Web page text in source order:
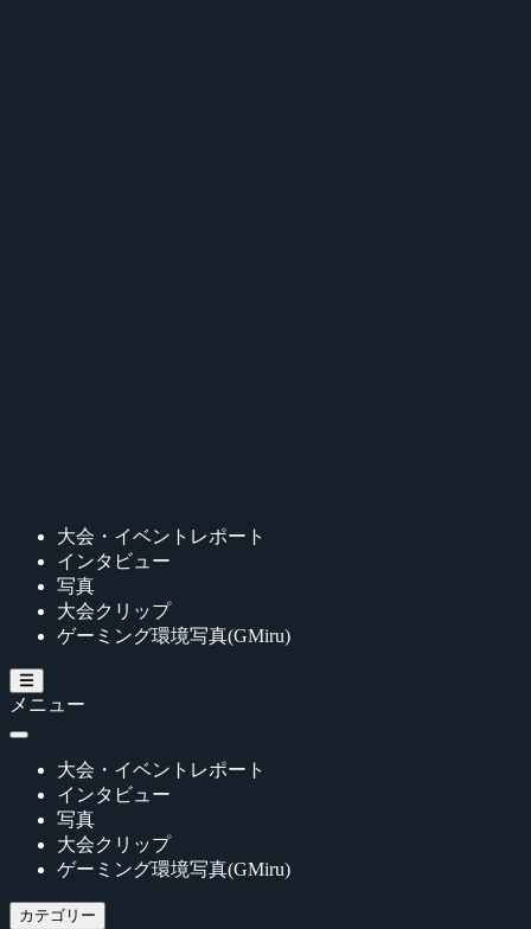
大会・イベントレポート
インタビュー
写真
大会クリップ
ゲーミング環境写真(GMiru)
メニュー
大会・イベントレポート
インタビュー
写真
大会クリップ
ゲーミング環境写真(GMiru)
カテゴリー